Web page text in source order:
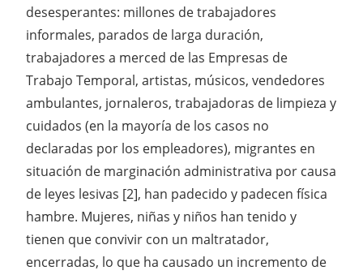
desesperantes: millones de trabajadores
informales, parados de larga duración,
trabajadores a merced de las Empresas de
Trabajo Temporal, artistas, músicos, vendedores
ambulantes, jornaleros, trabajadoras de limpieza y
cuidados (en la mayoría de los casos no
declaradas por los empleadores), migrantes en
situación de marginación administrativa por causa
de leyes lesivas [2], han padecido y padecen física
hambre. Mujeres, niñas y niños han tenido y
tienen que convivir con un maltratador,
encerradas, lo que ha causado un incremento de